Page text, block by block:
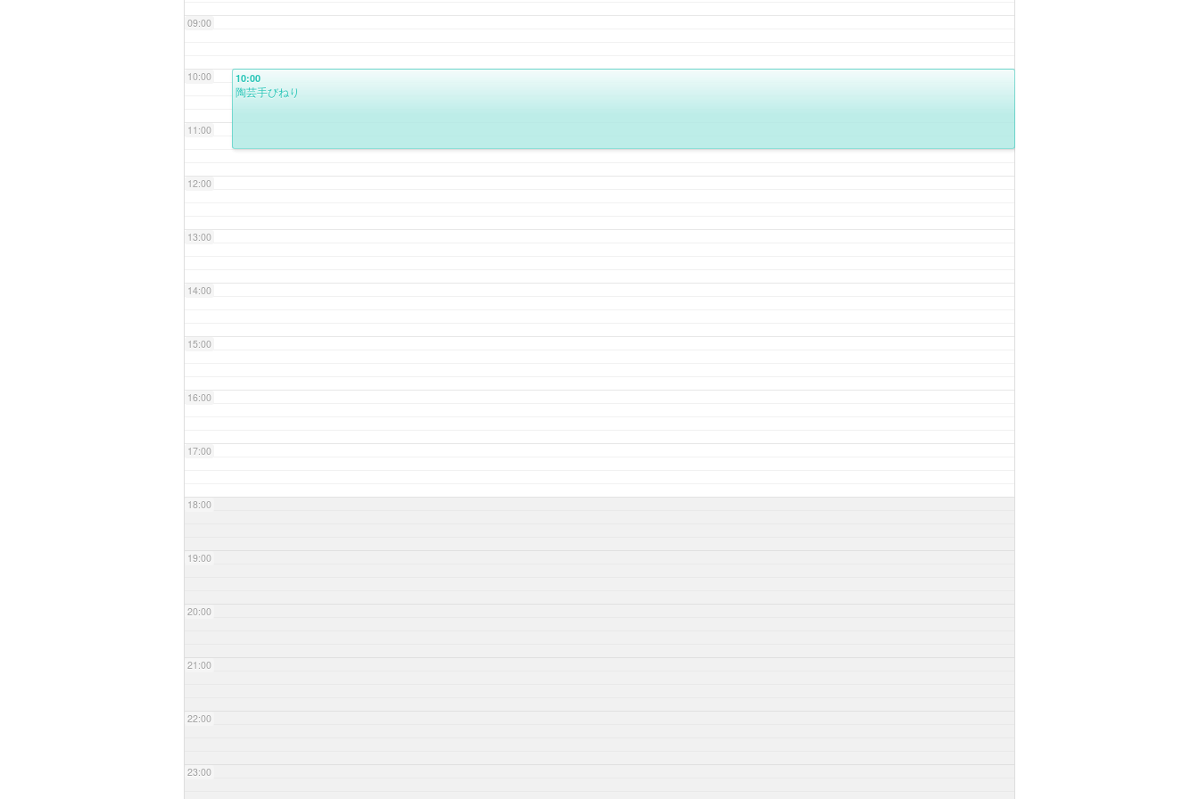
09:00
10:00
11:00
12:00
13:00
14:00
15:00
16:00
17:00
18:00
19:00
20:00
21:00
22:00
23:00
10:00
陶芸手びねり